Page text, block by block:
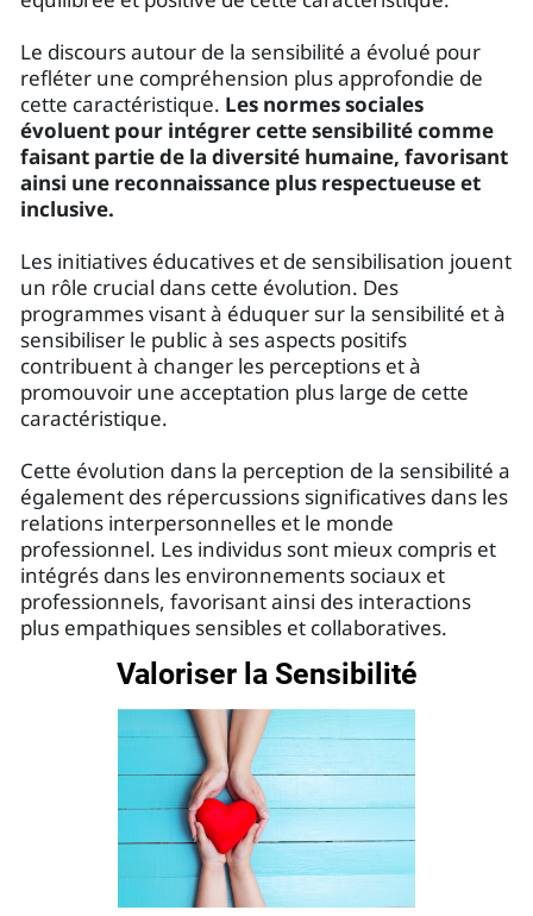
Le discours autour de la sensibilité a évolué pour
refléter une compréhension plus approfondie de
cette caractéristique. Les normes sociales
évoluent pour intégrer cette sensibilité comme
faisant partie de la diversité humaine, favorisant
ainsi une reconnaissance plus respectueuse et
inclusive.
Les initiatives éducatives et de sensibilisation jouent
un rôle crucial dans cette évolution. Des
programmes visant à éduquer sur la sensibilité et à
sensibiliser le public à ses aspects positifs
contribuent à changer les perceptions et à
promouvoir une acceptation plus large de cette
caractéristique.
Cette évolution dans la perception de la sensibilité a
également des répercussions significatives dans les
relations interpersonnelles et le monde
professionnel. Les individus sont mieux compris et
intégrés dans les environnements sociaux et
professionnels, favorisant ainsi des interactions
plus empathiques sensibles et collaboratives.
Valoriser la Sensibilité